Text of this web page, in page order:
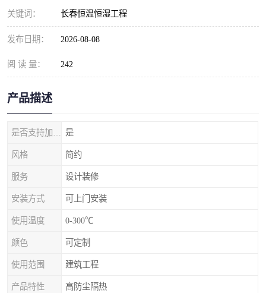
关键词： 长春恒温恒湿工程
发布日期： 2026-08-08
阅 读 量： 242
产品描述
是
风格 简约
服务 设计装修
安装方式 可上门安装
使用温度 0-300℃
颜色 可定制
使用范围 建筑工程
产品特性 高防尘隔热